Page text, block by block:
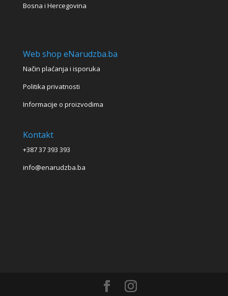
Bosna i Hercegovina
Web shop eNarudzba.ba
Način plaćanja i isporuka
Politika privatnosti
Informacije o proizvodima
Kontakt
+387 37 393 393
info@enarudzba.ba